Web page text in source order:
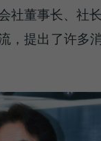
社董事长、社
，提出了许多